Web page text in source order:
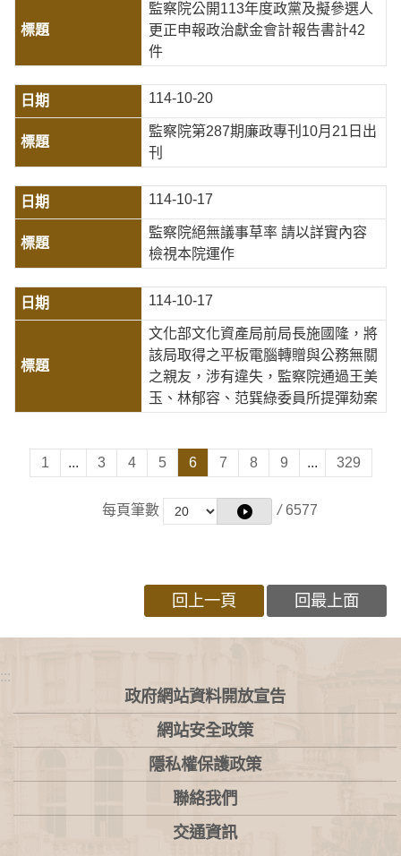
監察院公開113年度政黨及擬參選人
更正申報政治獻金會計報告書計42
件
114-10-20
監察院第287期廉政專刊10月21日出
刊
114-10-17
監察院絕無議事草率 請以詳實內容
檢視本院運作
114-10-17
文化部文化資產局前局長施國隆，將
該局取得之平板電腦轉贈與公務無關
之親友，涉有違失，監察院通過王美
玉、林郁容、范巽綠委員所提彈劾案
1 ... 3 4 5 6 7 8 9 ... 329
每頁筆數 / 6577
回上一頁 回最上面
:::
政府網站資料開放宣告
網站安全政策
隱私權保護政策
聯絡我們
交通資訊